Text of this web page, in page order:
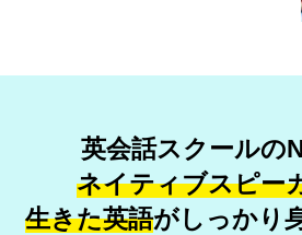
英会話スクールの
ネイティブスピー
生きた英語がしっかり